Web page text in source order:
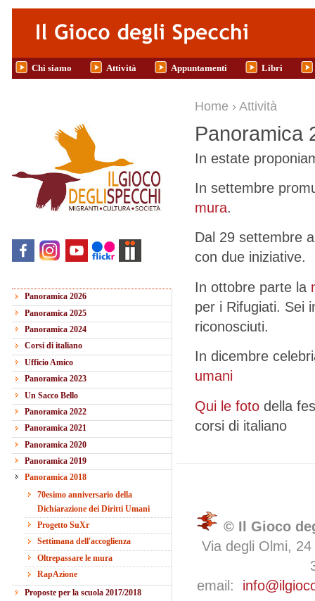
Salta al contenuto principale
Chi siamo Attività Appuntamenti Libri
Panoramica 2026
Panoramica 2025
Panoramica 2024
Corsi di italiano
Ufficio Amico
Panoramica 2023
Un Sacco Bello
Panoramica 2022
Panoramica 2021
Panoramica 2020
Panoramica 2019
Panoramica 2018
70esimo anniversario della
Dichiarazione dei Diritti Umani
Progetto SuXr
Settimana dell'accoglienza
Oltrepassare le mura
RapAzione
Proposte per la scuola 2017/2018
Tu sei qui
Home › Attività
Panoramica
In estate
In settembre
mura.
Dal 29 settembre
con due iniziative.
In ottobre parte la
per i Rifugiati. Sei
riconosciuti.
In dicembre
umani
Qui le foto della
corsi di italiano
© Il Gioco
Via degli Olmi,
email: